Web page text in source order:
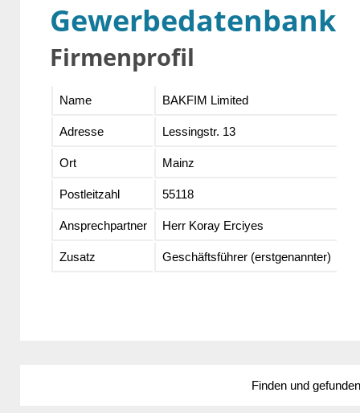
Gewerbedatenbank
Firmenprofil
Name BAKFIM Limited
Adresse Lessingstr. 13
Ort Mainz
Postleitzahl 55118
Ansprechpartner Herr Koray Erciyes
Zusatz Geschäftsführer (erstgenannter)
Finden und